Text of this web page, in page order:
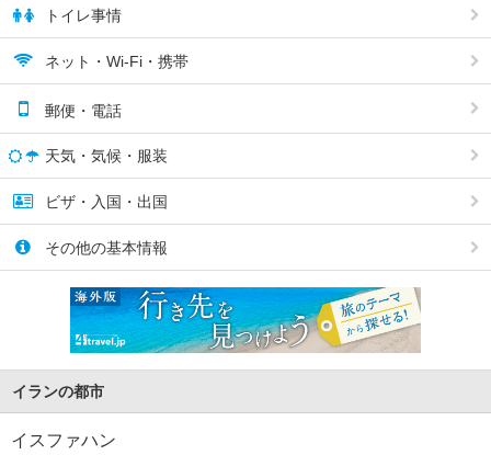
トイレ事情
ネット・Wi-Fi・携帯
郵便・電話
天気・気候・服装
ビザ・入国・出国
その他の基本情報
イランの都市
イスファハン